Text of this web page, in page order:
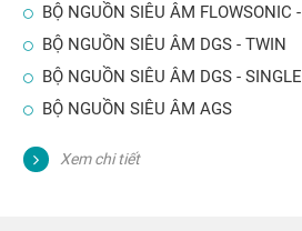
BỘ NGUỒN SIÊU ÂM FLOWSONIC
BỘ NGUỒN SIÊU ÂM DGS - TWIN
BỘ NGUỒN SIÊU ÂM DGS - SINGLE
BỘ NGUỒN SIÊU ÂM AGS
Xem chi tiết